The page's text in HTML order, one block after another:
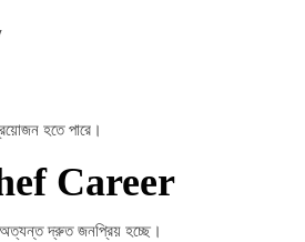
হতে পারে।
Career
দ্রুত জনপ্রিয় হচ্ছে।